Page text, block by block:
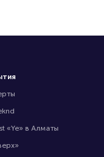
«Ye» в Алматы